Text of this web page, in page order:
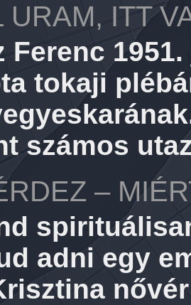
URAM, ITT
Ferenc
tokaji
számos
–
adni egy